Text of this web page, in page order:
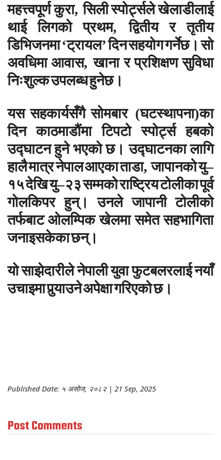
महत्त्वपूर्णकुरा,सिलीस्पोर्ट्सलेखेलाडीलाई
थाई
लिगको प्रथम,द्वितीय र
तृतीय
डिभिजनमा‘ट्रायल’दिनसहयोगगर्नेछ। सो
अवधिमा आवास,खाना र प्रशिक्षण सुविधा
निःशुल्कउपलब्धहुनेछ।
यस सहकार्यसँगै सोमबार(घटस्थापना)का
दिन
काठमाडौंमा टिपटो स्पोर्ट्स
हबको
उद्घाटन हुने भएको छ। उद्घाटनका लागि
हालैमात्रनेपालआएकाताडा,जापानकोयु–
१५देखियु–२३सम्मकोराष्ट्रियटोलीकापूर्व
गोलकिपर हुन्। उनले जापानी टोलीको
तर्फबाट ओलम्पिक खेलमा समेत सहभागिता
जनाइसकेकाछन्।
योसाझेदारीलेनेपालीयुवाफुटबलरलाईनयाँ
उचाइमापुर्‍याउनेअपेक्षागरिएकोछ।
Published Date: ५ असोज, २०८२ | 21 Sep, 2025
Post Comments